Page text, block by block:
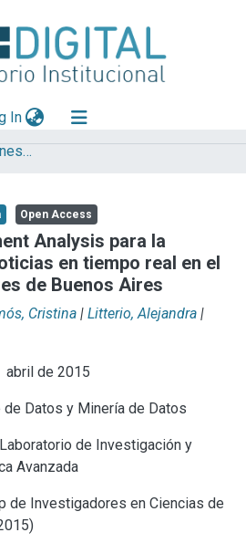
In(current)
Artículos y presentaciones en Congresos LIFIA
Open Access
Analysis para la
en tiempo real en el
de Buenos Aires
Cristina | Litterio, Alejandra |
abril de 2015
de Datos y Minería de Datos
Laboratorio de Investigación y
Avanzada
de Investigadores en Ciencias de